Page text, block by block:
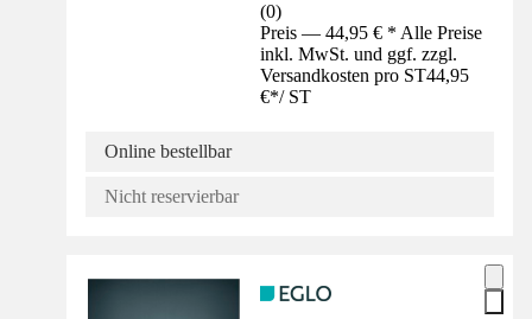
(0)
Preis — 44,95 € * Alle Preise
inkl. MwSt. und ggf. zzgl.
Versandkosten pro ST44,95
€*/ ST
Online bestellbar
Nicht reservierbar